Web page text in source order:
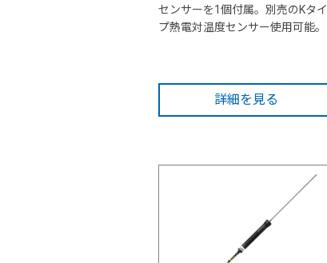
センサーを1個付属。別売のKタイ
プ熱電対温度センサー使用可能。
詳細を見る